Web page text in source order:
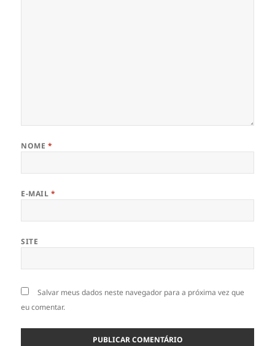
NOME *
E-MAIL *
SITE
Salvar meus dados neste navegador para a próxima vez que
eu comentar.